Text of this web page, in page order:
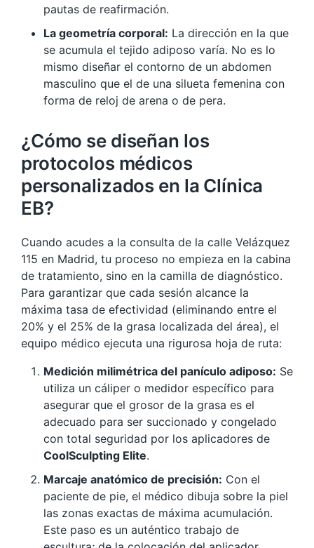
pautas de reafirmación.
La geometría corporal: La dirección en la que
se acumula el tejido adiposo varía. No es lo
mismo diseñar el contorno de un abdomen
masculino que el de una silueta femenina con
forma de reloj de arena o de pera.
¿Cómo se diseñan los
protocolos médicos
personalizados en la Clínica
EB?
Cuando acudes a la consulta de la calle Velázquez
115 en Madrid, tu proceso no empieza en la cabina
de tratamiento, sino en la camilla de diagnóstico.
Para garantizar que cada sesión alcance la
máxima tasa de efectividad (eliminando entre el
20% y el 25% de la grasa localizada del área), el
equipo médico ejecuta una rigurosa hoja de ruta:
Medición milimétrica del panículo adiposo: Se
utiliza un cáliper o medidor específico para
asegurar que el grosor de la grasa es el
adecuado para ser succionado y congelado
con total seguridad por los aplicadores de
CoolSculpting Elite.
Marcaje anatómico de precisión: Con el
paciente de pie, el médico dibuja sobre la piel
las zonas exactas de máxima acumulación.
Este paso es un auténtico trabajo de